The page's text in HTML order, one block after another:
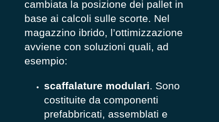
cambiata la posizione dei pallet in
base ai calcoli sulle scorte. Nel
magazzino ibrido, l’ottimizzazione
avviene con soluzioni quali, ad
esempio:
scaffalature modulari. Sono
costituite da componenti
prefabbricati, assemblati e